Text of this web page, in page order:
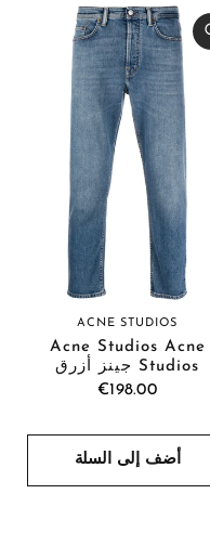
ACNE STUDIOS
Acne Studios Acne
Studios جينز أزرق
€198.00
أضف إلى السلة